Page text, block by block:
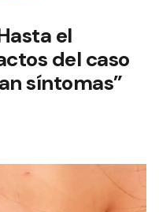
el
del caso
síntomas”